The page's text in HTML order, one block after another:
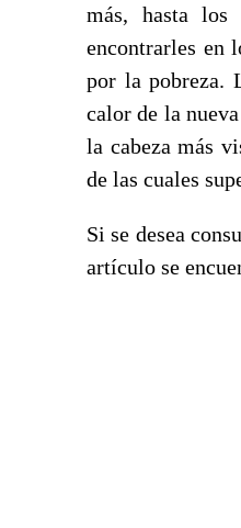
más, hasta los
encontrarles en
por la pobreza.
calor de la
la cabeza más
de las cuales
Si se desea
artículo se